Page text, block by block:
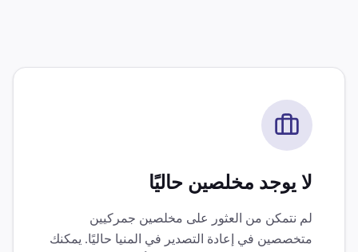
لا يوجد مخلصين حاليًا
لم نتمكن من العثور على مخلصين جمركيين
متخصصين في
إعادة التصدير في المنيا حاليًا. يمكنك